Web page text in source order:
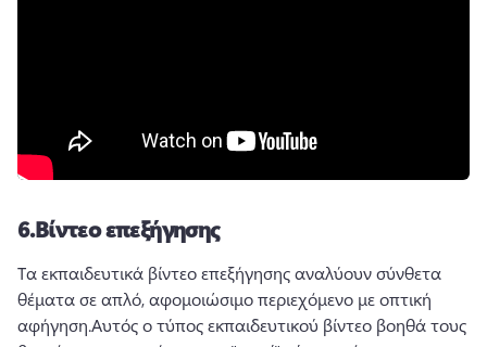
6.Βίντεο επεξήγησης
Τα εκπαιδευτικά βίντεο επεξήγησης αναλύουν σύνθετα
θέματα σε απλό, αφομοιώσιμο περιεχόμενο με οπτική
αφήγηση.Αυτός ο τύπος εκπαιδευτικού βίντεο βοηθά τους